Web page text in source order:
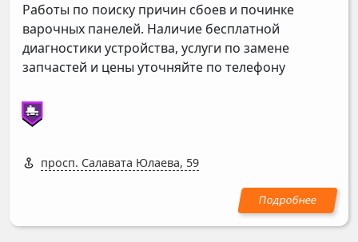
Работы по поиску причин сбоев и починке
варочных панелей. Наличие бесплатной
диагностики устройства, услуги по замене
запчастей и цены уточняйте по телефону
просп. Салавата Юлаева, 59